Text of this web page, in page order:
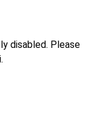
disabled. Please